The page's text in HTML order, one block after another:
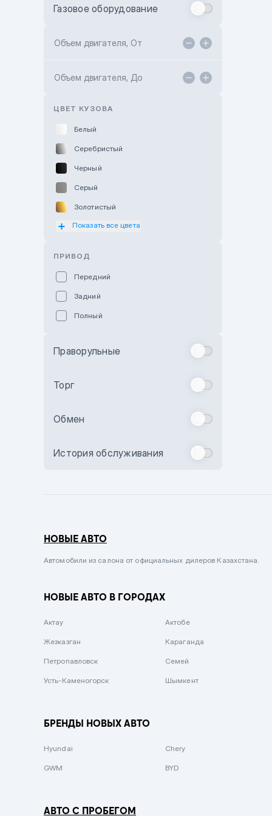
Toyota Kokshetau
Hyundai ShymCity
Газовое оборудование
Объем двигателя, От
Объем двигателя, До
ЦВЕТ КУЗОВА
Белый
Серебристый
Черный
Серый
Золотистый
Оранжевый
Бежевый
Комбинированный
Сиреневый металлик
Вишневый
Зеленый металлик
Показать все цвета
ПРИВОД
Передний
Задний
Полный
Праворульные
Торг
Обмен
История обслуживания
НОВЫЕ АВТО
Автомобили из салона от официальных дилеров Казахстана.
НОВЫЕ АВТО В ГОРОДАХ
Актау Актобе
Жезказган Караганда
Петропавловск Семей
Усть-Каменогорск Шымкент
БРЕНДЫ НОВЫХ АВТО
Hyundai Chery
GWM BYD
АВТО С ПРОБЕГОМ